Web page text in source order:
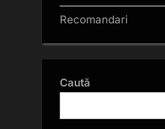
Recomandari
Caută